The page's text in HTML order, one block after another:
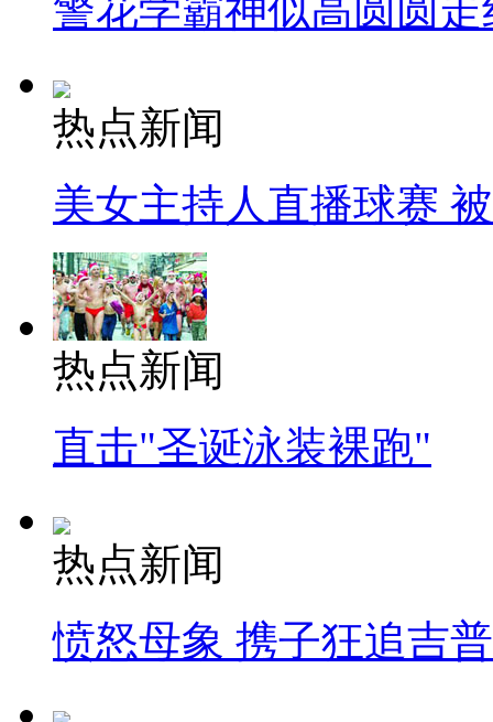
警花学霸神似高圆圆走
热点新闻
美女主持人直播球赛
热点新闻
直击"圣诞泳装裸跑"
热点新闻
愤怒母象 携子狂追吉